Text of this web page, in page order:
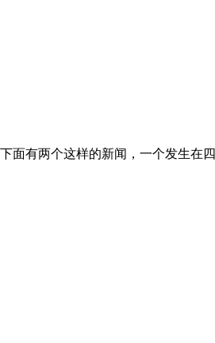
面有两个这样的新闻，一个发生在